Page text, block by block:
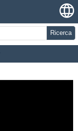
Ricerca